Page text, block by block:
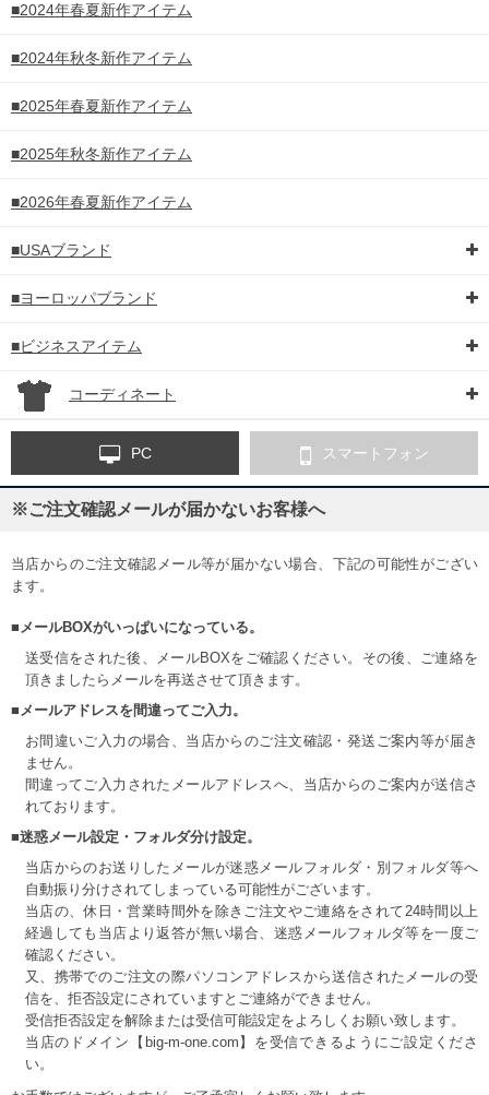
■2024年春夏新作アイテム
■2024年秋冬新作アイテム
■2025年春夏新作アイテム
■2025年秋冬新作アイテム
■2026年春夏新作アイテム
■USAブランド
■ヨーロッパブランド
■ビジネスアイテム
コーディネート
PC スマートフォン
※ご注文確認メールが届かないお客様へ
当店からのご注文確認メール等が届かない場合、下記の可能性がござい
ます。
■メールBOXがいっぱいになっている。
送受信をされた後、メールBOXをご確認ください。その後、ご連絡を
頂きましたらメールを再送させて頂きます。
■メールアドレスを間違ってご入力。
お間違いご入力の場合、当店からのご注文確認・発送ご案内等が届き
ません。
間違ってご入力されたメールアドレスへ、当店からのご案内が送信さ
れております。
■迷惑メール設定・フォルダ分け設定。
当店からのお送りしたメールが迷惑メールフォルダ・別フォルダ等へ
自動振り分けされてしまっている可能性がございます。
当店の、休日・営業時間外を除きご注文やご連絡をされて24時間以上
経過しても当店より返答が無い場合、迷惑メールフォルダ等を一度ご
確認ください。
又、携帯でのご注文の際パソコンアドレスから送信されたメールの受
信を、拒否設定にされていますとご連絡ができません。
受信拒否設定を解除または受信可能設定をよろしくお願い致します。
当店のドメイン【big-m-one.com】を受信できるようにご設定くださ
い。